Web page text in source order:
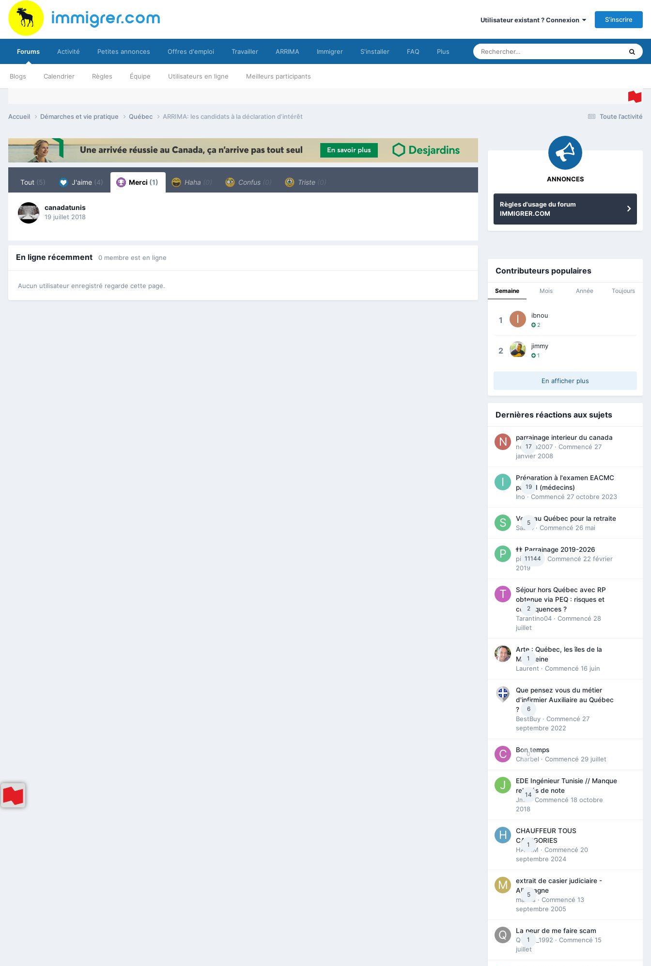
Utilisateur existant ? Connexion S’inscrire
Forums
Blogs Calendrier Règles Équipe Utilisateurs en ligne Meilleurs participants
Activité Petites annonces Offres d'emploi Travailler ARRIMA Immigrer S'installer FAQ Plus
Toute l’activité
Accueil Démarches et vie pratique Québec ARRIMA: les candidats à la déclaration d’intérêt
Tout (5) J'aime (4) Merci (1) Haha (0) Confus (0) Triste (0)
canadatunis
19 juillet 2018
En ligne récemment 0 membre est en ligne
Aucun utilisateur enregistré regarde cette page.
ANNONCES
Règles d'usage du forum
IMMIGRER.COM
Contributeurs populaires
Semaine Mois Année Toujours
1 ibnou
2
2 jimmy
1
En afficher plus
Dernières réactions aux sujets
17
parrainage interieur du canada
nedjma2007 · Commencé 27
janvier 2008
19
Préparation à l'examen EACMC
partie I (médecins)
Ino · Commencé 27 octobre 2023
5
Venir au Québec pour la retraite
Sab74 · Commencé 26 mai
11144
👬 Parrainage 2019-2026
piinoush
· Commencé 22 février
2019
2
Séjour hors Québec avec RP
obtenue via PEQ : risques et
conséquences ?
Tarantino04 · Commencé 28
juillet
1
Arte : Québec, les îles de la
Madeleine
Laurent · Commencé 16 juin
6
Que pensez vous du métier
d'infirmier Auxiliaire au Québec
?
BestBuy · Commencé 27
septembre 2022
0
Bon temps
Charbel · Commencé 29 juillet
14
EDE Ingénieur Tunisie // Manque
relevés de note
Jmili
· Commencé 18 octobre
2018
1
CHAUFFEUR TOUS
CATEGORIES
HAZEM · Commencé 20
septembre 2024
5
extrait de casier judiciaire -
Allemagne
maries · Commencé 13
septembre 2005
1
La peur de me faire scam
Queen_1992 · Commencé 15
juillet